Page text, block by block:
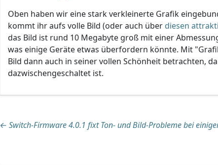
Oben haben wir eine stark verkleinerte Grafik
kommt ihr aufs volle Bild (oder auch über diesen
das Bild ist rund 10 Megabyte groß mit einer
was einige Geräte etwas überfordern könnte. Mit
Bild dann auch in seiner vollen Schönheit betrachten,
dazwischengeschaltet ist.
Beitragsnavigation
← Switch-Firmware 4.0.1 fixt Ton- und Bild-Probleme bei